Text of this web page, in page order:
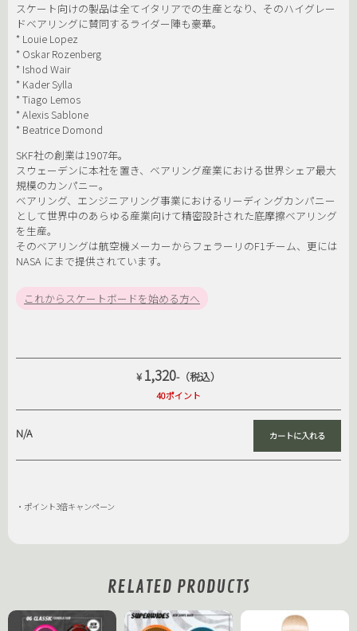
スケート向けの製品は全てイタリアでの生産となり、そのハイグレー
ドベアリングに賛同するライダー陣も豪華。
* Louie Lopez
* Oskar Rozenberg
* Ishod Wair
* Kader Sylla
* Tiago Lemos
* Alexis Sablone
* Beatrice Domond
SKF社の創業は1907年。
スウェーデンに本社を置き、ベアリング産業における世界シェア最大
規模のカンパニー。
ベアリング、エンジニアリング事業におけるリーディングカンパニー
として世界中のあらゆる産業向けて精密設計された底摩擦ベアリング
を生産。
そのベアリングは航空機メーカーからフェラーリのF1チーム、更には
NASA にまで提供されています。
これからスケートボードを始める方へ
¥ 1,320-（税込）
40ポイント
N/A
・ポイント3倍キャンペーン
RELATED PRODUCTS